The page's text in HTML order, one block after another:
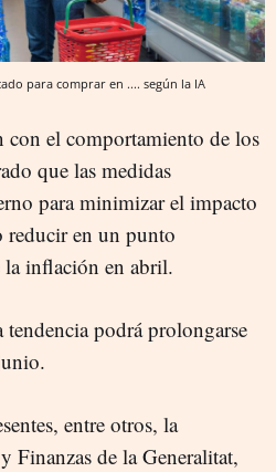
para comprar en .... según la IA
con el comportamiento de los
que las medidas
para minimizar el impacto
reducir en un punto
la inflación en abril.
tendencia podrá prolongarse
entre otros, la
Finanzas de la Generalitat,